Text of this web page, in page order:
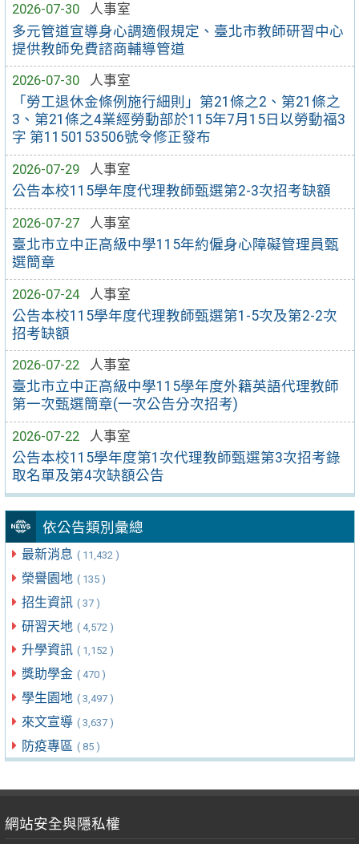
2026-07-30
人事室
多元管道宣導身心調適假規定、臺北市教師研習中心
提供教師免費諮商輔導管道
2026-07-30
人事室
「勞工退休金條例施行細則」第21條之2、第21條之
3、第21條之4業經勞動部於115年7月15日以勞動福3
字 第1150153506號令修正發布
2026-07-29
人事室
公告本校115學年度代理教師甄選第2-3次招考缺額
2026-07-27
人事室
臺北市立中正高級中學115年約僱身心障礙管理員甄
選簡章
2026-07-24
人事室
公告本校115學年度代理教師甄選第1-5次及第2-2次
招考缺額
2026-07-22
人事室
臺北市立中正高級中學115學年度外籍英語代理教師
第一次甄選簡章(一次公告分次招考)
2026-07-22
人事室
公告本校115學年度第1次代理教師甄選第3次招考錄
取名單及第4次缺額公告
依公告類別彙總
最新消息 ( 11,432 )
榮譽園地 ( 135 )
招生資訊 ( 37 )
研習天地 ( 4,572 )
升學資訊 ( 1,152 )
獎助學金 ( 470 )
學生園地 ( 3,497 )
來文宣導 ( 3,637 )
防疫專區 ( 85 )
網站安全與隱私權